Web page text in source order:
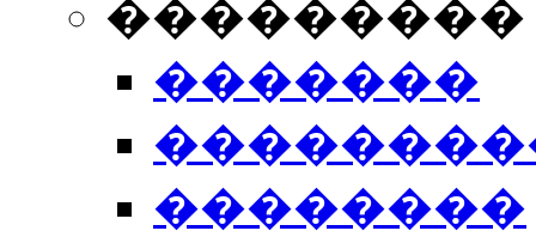
�������
��������